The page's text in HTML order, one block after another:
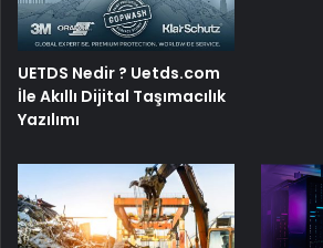
UETDS Nedir ? Uetds.com
İle Akıllı Dijital Taşımacılık
Yazılımı